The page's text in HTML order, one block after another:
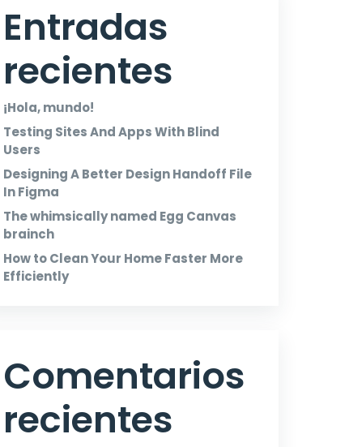
Entradas
recientes
¡Hola, mundo!
Testing Sites And Apps With Blind
Users
Designing A Better Design Handoff File
In Figma
The whimsically named Egg Canvas
brainch
How to Clean Your Home Faster More
Efficiently
Comentarios
recientes